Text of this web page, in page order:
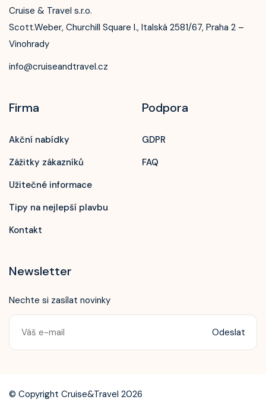
Zavolejte nám!
+420 603 172 604
Cruise & Travel s.r.o.
Scott.Weber, Churchill Square I., Italská 2581/67, Praha 2 –
Vinohrady
info@cruiseandtravel.cz
Firma
Akční nabídky
Zážitky zákazníků
Užitečné informace
Tipy na nejlepší plavbu
Kontakt
Podpora
GDPR
FAQ
Newsletter
Nechte si zasílat novinky
Odeslat
© Copyright Cruise&Travel 2026